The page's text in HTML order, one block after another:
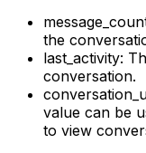
the
last_activity:
conversation.
value can be
to view